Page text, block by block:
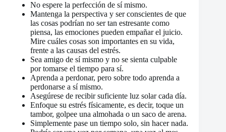
No espere la perfección de sí mismo.
Mantenga la perspectiva y ser conscientes de que
las cosas podrían no ser tan estresante como
piensa, las emociones pueden empañar el juicio.
Mire cuáles cosas son importantes en su vida,
frente a las causas del estrés.
Sea amigo de sí mismo y no se sienta culpable
por tomarse el tiempo para sí.
Aprenda a perdonar, pero sobre todo aprenda a
perdonarse a sí mismo.
Asegúrese de recibir suficiente luz solar cada día.
Enfoque su estrés físicamente, es decir, toque un
tambor, golpee una almohada o un saco de arena.
Simplemente pase un tiempo solo, sin hacer nada.